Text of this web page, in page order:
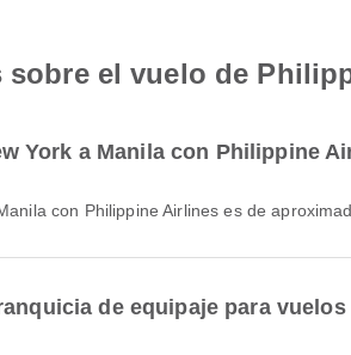
el vuelo de
York a Manila con Philippine
con Philippine Airlines es de
de equipaje para vuelos